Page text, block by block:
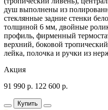
душ выполнены из
стеклянные задние стенки
толщиной 6 мм, двойные
профиль, фирменный
верхний, боковой
лейка, полочка и ручки из
Акция
91 990 р. 122 600 р.
Купить